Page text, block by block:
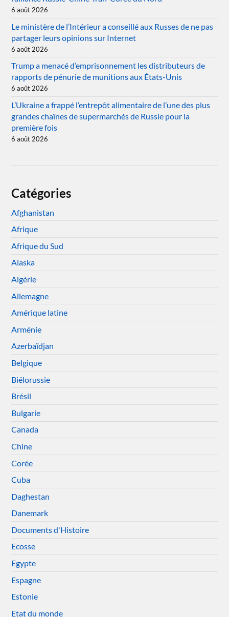
6 août 2026
Le ministère de l’Intérieur a conseillé aux Russes de ne pas
partager leurs opinions sur Internet
6 août 2026
Trump a menacé d’emprisonnement les distributeurs de
rapports de pénurie de munitions aux États-Unis
6 août 2026
L’Ukraine a frappé l’entrepôt alimentaire de l’une des plus
grandes chaînes de supermarchés de Russie pour la
première fois
6 août 2026
Catégories
Afghanistan
Afrique
Afrique du Sud
Alaska
Algérie
Allemagne
Amérique latine
Arménie
Azerbaïdjan
Belgique
Biélorussie
Brésil
Bulgarie
Canada
Chine
Corée
Cuba
Daghestan
Danemark
Documents d'Histoire
Ecosse
Egypte
Espagne
Estonie
Etat du monde